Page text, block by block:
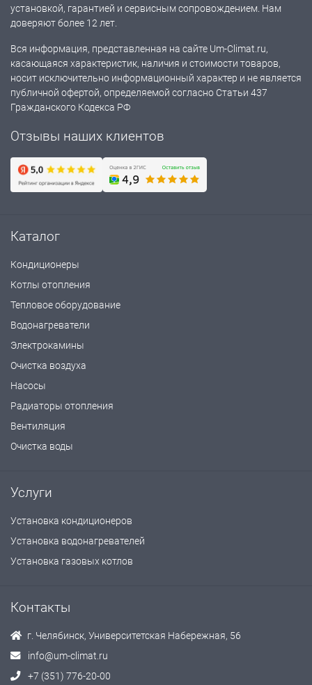
установкой, гарантией и сервисным сопровождением. Нам
доверяют более 12 лет.
Вся информация, представленная на сайте Um-Climat.ru,
касающаяся характеристик, наличия и стоимости товаров,
носит исключительно информационный характер и не является
публичной офертой, определяемой согласно Статьи 437
Гражданского Кодекса РФ
Отзывы наших клиентов
Каталог
Кондиционеры
Котлы отопления
Тепловое оборудование
Водонагреватели
Электрокамины
Очистка воздуха
Насосы
Радиаторы отопления
Вентиляция
Очистка воды
Услуги
Установка кондиционеров
Установка водонагревателей
Установка газовых котлов
Контакты
г. Челябинск, Университетская Набережная, 56
info@um-climat.ru
+7 (351) 776-20-00